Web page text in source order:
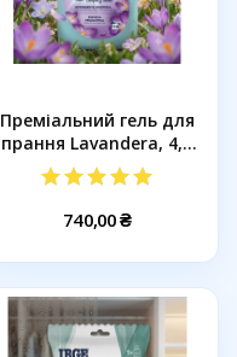
Преміальний гель для
прання Lavandera, 4,9
л...
740,00 ₴